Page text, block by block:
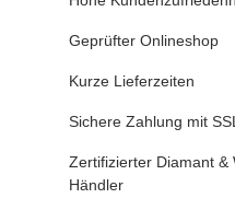
Geprüfter Onlineshop
Kurze Lieferzeiten
Sichere Zahlung mit
Zertifizierter Diamant &
Händler